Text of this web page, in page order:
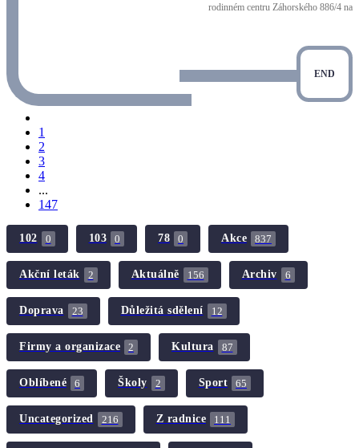
END
rodinném centru Záhorského 886/4 na
1
2
3
4
...
147
102 0 103 0 78 0 Akce 837
Akční leták 2 Aktuálně 156 Archiv 6
Doprava 23 Důležitá sdělení 12
Firmy a organizace 2 Kultura 87
Oblíbené 6 Školy 2 Sport 65
Uncategorized 216 Z radnice 111